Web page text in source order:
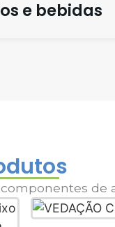
e bebidas
de